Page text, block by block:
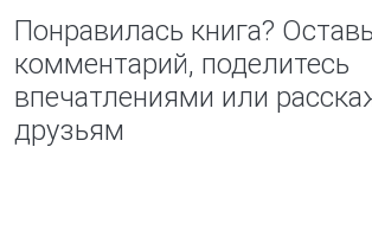
Понравилась книга?
комментарий, поделитесь
впечатлениями или
друзьям